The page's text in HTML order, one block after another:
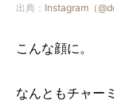
出典： Instagram（
こんな顔に。
なんともチャー